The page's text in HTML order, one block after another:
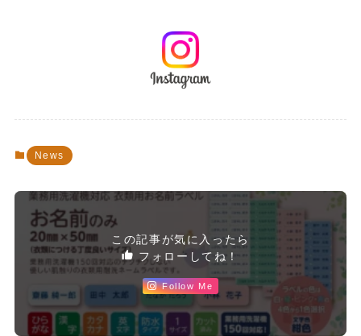
News
この記事が気に入ったら
フォローしてね！
Follow Me